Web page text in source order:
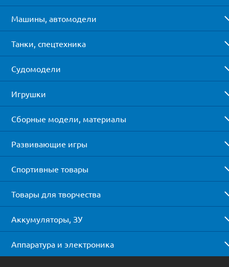
Машины, автомодели
Танки, спецтехника
Судомодели
Игрушки
Сборные модели, материалы
Развивающие игры
Спортивные товары
Товары для творчества
Аккумуляторы, ЗУ
Аппаратура и электроника